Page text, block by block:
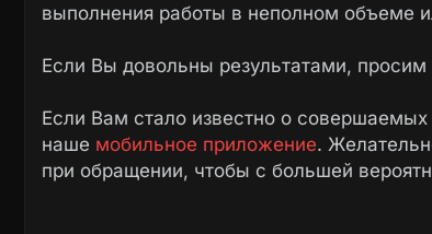
выполнения работы в неполном объеме
Если Вы довольны результатами, просим
Если Вам стало известно о
наше мобильное приложение.
при обращении, чтобы с большей